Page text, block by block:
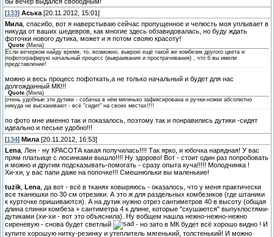
[133] Аська [20.11.2012, 15:01]
Мила , спасибо, вот я наверстываю сейчас пропущенное и челюсть моя уплывает в
никуда от ваших шедевров, как многие здесь обзавидовалась, но буду ждать
фоточки нового дутика, может и я потом свояю красоту!
Quote (Мила)
Если вечерком найду время, то, возможно, выкрою ещё такой же комбезик другого цвета и
пофотографирую начальный процесс (выкраивания и прострачивания) , что б вы имели
представление!
можно и весь процесс пофоткать,а не только начальный и будет для нас
долгожданный МК!!!
Quote (Мила)
очень удобные эти дутики - собачка в нём мягинько зафиксирована и ручки-ножки абсолютно
никуда не выскакивают - всё "сидит" на своих местах!!!!
по фото мне именно так и показалось, поэтому так и понравились дутики -сидят
идеально и пеське удобно!!!
[134] Мила [20.11.2012, 16:53]
Lena , Лен - ну КРАСОТА какая получилась!!!! Так ярко, и юбочка нарядная! У вас
прям платьице с лосинками вышло!!!! Ну здорово! Вот - стоит один раз попробовать
и можно и другим подсказывать-помогать - сразу опыта куча!!!!! Молодчинка !
Хи-хи, у вас папи даже на попочке!!! Смешнюльки вы маленькие!
tuzik
Lena , да вот - всё в тканях ковыряюсь - оказалось, что у меня практически
все тканюшки по 30 см отрезики. А это ж для раздельных комбезиков (где штаники
к курточке пришиваются). А на дутик нужно отрез сантиметров 40 в высоту (общая
длина спинки комбеза + сантиметра 4 к длине, которые "скушаются" выпуклостями-
дутиками (хи-хи - вот это объяснила). Ну вобщем нашла нежно-нежно-нежно
сиреневую - снова будет светлый
- но зато в МК будет всё хорошо видно ! И
купите хорошую нитку-резинку и утеплитель мягенький, толстенький! И можно